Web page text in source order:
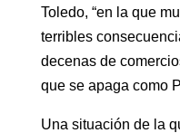
Toledo, “en la que
terribles
decenas de
que se apaga como
Una situación de la